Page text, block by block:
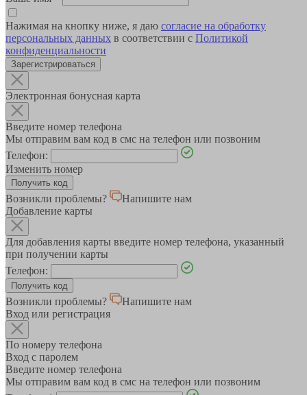
Нажимая на кнопку ниже, я даю согласие на обработку
персональных данных в соответствии с Политикой
конфиденциальности
Зарегистрироваться
Электронная бонусная карта
Введите номер телефона
Мы отправим вам код в смс на телефон или позвоним
Телефон:
Изменить номер
Возникли проблемы?
Напишите нам
Добавление карты
Для добавления карты введите номер телефона, указанный
при получении карты
Телефон:
Возникли проблемы?
Напишите нам
Вход или регистрация
По номеру телефона
Вход с паролем
Введите номер телефона
Мы отправим вам код в смс на телефон или позвоним